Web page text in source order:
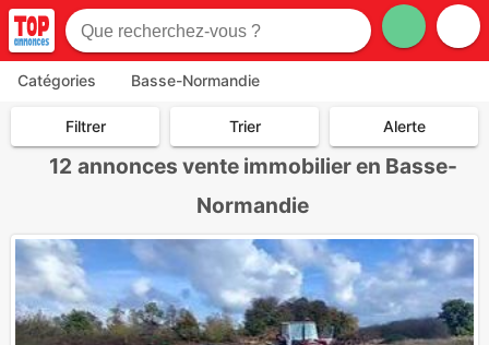
Catégories Basse-Normandie
Filtrer Trier Alerte
12 annonces vente immobilier en Basse-
Normandie